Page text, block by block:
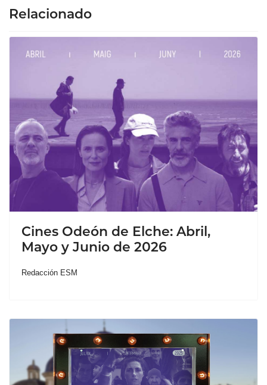
Relacionado
Cines Odeón de Elche: Abril,
Mayo y Junio de 2026
Redacción ESM